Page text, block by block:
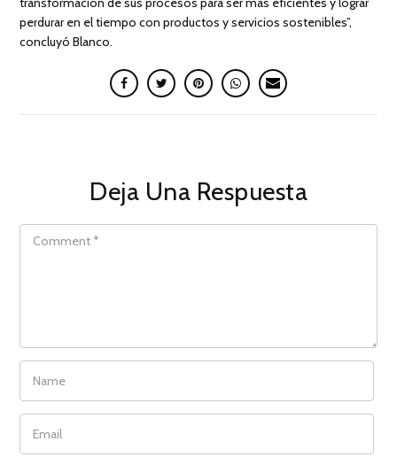
perdurar en el tiempo con productos y servicios sostenibles”,
concluyó Blanco.
Deja Una Respuesta
COMMENT
NAME
EMAIL